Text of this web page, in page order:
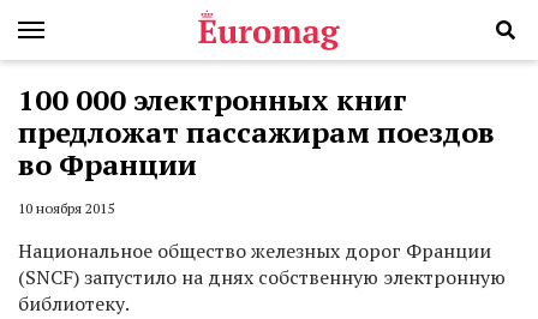
100 000 электронных книг
предложат пассажирам поездов
во Франции
10 ноября 2015
Национальное общество железных дорог Франции
(SNCF) запустило на днях собственную электронную
библиотеку.